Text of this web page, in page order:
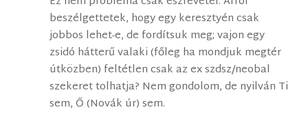
beszélgettetek, hogy egy keresztyén csak
jobbos lehet-e, de fordítsuk meg; vajon egy
zsidó hátterű valaki (főleg ha mondjuk megtér
útközben) feltétlen csak az ex szdsz/neobal
szekeret tolhatja? Nem gondolom, de nyilván Ti
sem, Ő (Novák úr) sem.